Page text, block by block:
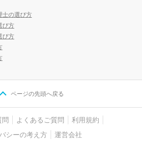
士の選び方
び方
び方
ページの先頭へ戻る
問 よくあるご質問
利用規約
シーの考え方
運営会社